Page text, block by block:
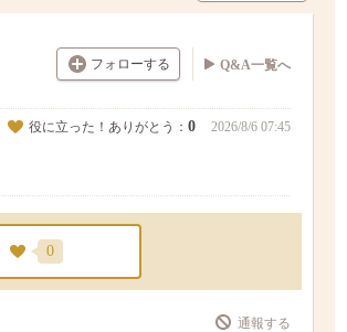
フォローする Q&A一覧へ
役に立った！ありがとう： 0 2026/8/6 07:45
0
通報する